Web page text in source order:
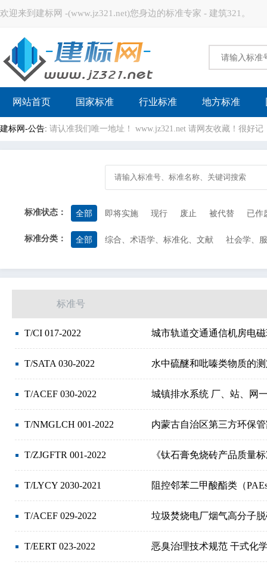
欢迎来到建标网 -(www.jz321.net)您身边的标准专家 - 建筑321。
网站首页 国家标准 行业标准 地方标准
建标网-公告: 请认准我们唯一地址！ www.jz321.net 请网友收藏！很好
标准状态： 全部 即将实施 现行 废止 被代替 已作
标准分类： 全部 综合、术语学、标准化、文献 社会学、
电信、音频和视频工程 信息技术、办公机械
材料储运设备 货物的包装和调运 纺织和皮革
标准号
T/CI 017-2022 城市轨道交通通信机房电
T/SATA 030-2022 水中硫醚和吡嗪类物质的
T/ACEF 030-2022 城镇排水系统 厂、站、网
T/NMGLCH 001-2022 内蒙古自治区第三方环保
T/ZJGFTR 001-2022 《钛石膏免烧砖产品质量
T/LYCY 2030-2021 阻控邻苯二甲酸酯类（
T/ACEF 029-2022 垃圾焚烧电厂烟气高分子
T/EERT 023-2022 恶臭治理技术规范 干式化